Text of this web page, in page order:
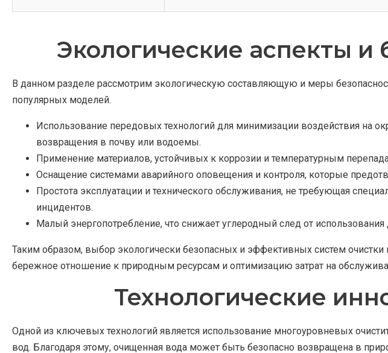
Экологические аспекты и
В данном разделе рассмотрим экологическую составляющую и меры
популярных моделей.
Использование передовых технологий для минимизации воздействия на
возвращения в почву или водоемы.
Применение материалов, устойчивых к коррозии и температурным
Оснащение системами аварийного оповещения и контроля, которые
Простота эксплуатации и технического обслуживания, не требующая
инцидентов.
Малый энергопотребление, что снижает углеродный след от использования
Таким образом, выбор экологически безопасных и эффективных систем
бережное отношение к природным ресурсам и оптимизацию затрат на
Технологические
Одной из ключевых технологий является использование многоуровневых
вод. Благодаря этому, очищенная вода может быть безопасно возвращена в